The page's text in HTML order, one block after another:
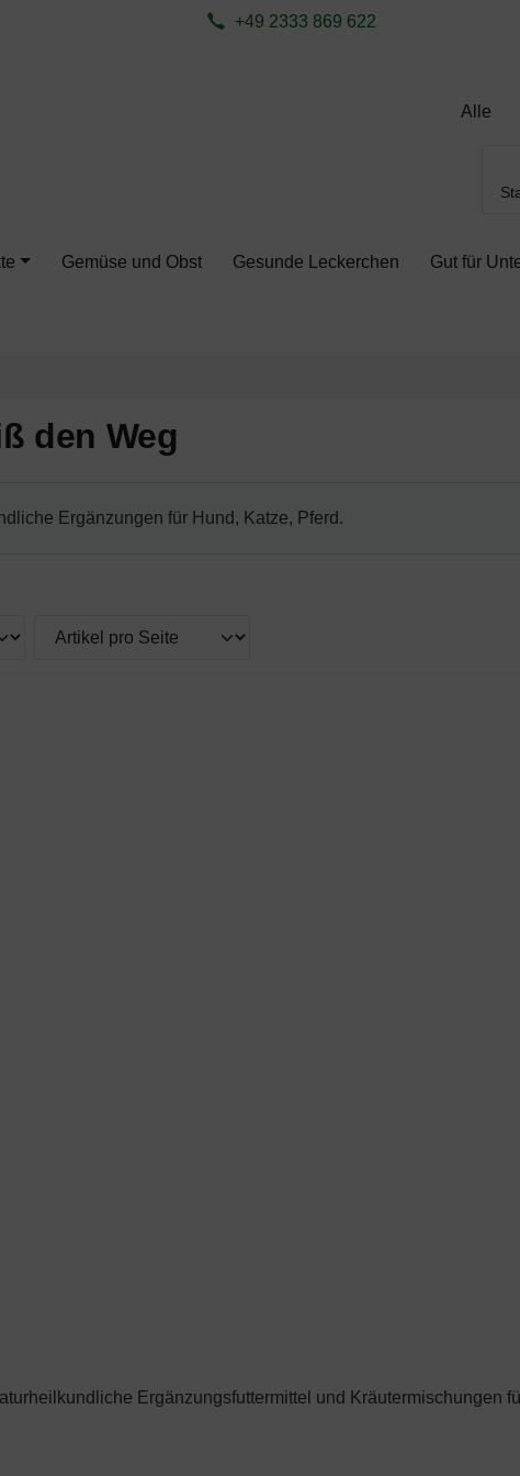
aktualisieren (F5-Taste) und mit Tab-Taste Navigation öffnen.
Springe zum Button für Einstellungen
+49 2333 869 622
Gemüse und Obst Gesunde Leckerchen Gut für
den Weg
Ergänzungen für Hund, Katze, Pferd.
Ergänzungsfuttermittel und Kräutermischungen